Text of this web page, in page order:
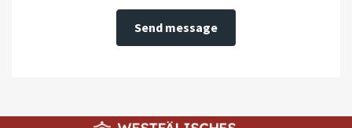
Send message